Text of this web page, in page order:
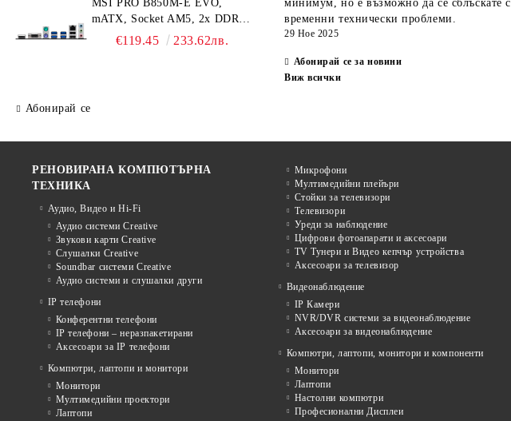
1x HDMI, 1x DP, 1G LAN, 7.1
HD Audio, 3Y
MSI PRO B850M-E EVO,
mATX, Socket AM5, 2x DDR5
Dual Channel up to
€119.45 233.62лв.
Абонирай се
минимум, но е възможно да се сблъскате с
временни технически проблеми.
29 Ное 2025
Абонирай се за новини
Виж всички
РЕНОВИРАНА КОМПЮТЪРНА
ТЕХНИКА
Аудио, Видео и Hi-Fi
Аудио системи Creative
Звукови карти Creative
Слушалки Creative
Soundbar системи Creative
Аудио системи и слушалки други
IP телефони
Конферентни телефони
IP телефони – неразпакетирани
Аксесоари за IP телефони
Компютри, лаптопи и монитори
Монитори
Мултимедийни проектори
Лаптопи
Микрофони
Мултимедийни плейъри
Стойки за телевизори
Телевизори
Уреди за наблюдение
Цифрови фотоапарати и аксесоари
TV Тунери и Видео кепчър устройства
Аксесоари за телевизор
Видеонаблюдение
IP Камери
NVR/DVR системи за видеонаблюдение
Аксесоари за видеонаблюдение
Компютри, лаптопи, монитори и компоненти
Монитори
Лаптопи
Настолни компютри
Професионални Дисплеи